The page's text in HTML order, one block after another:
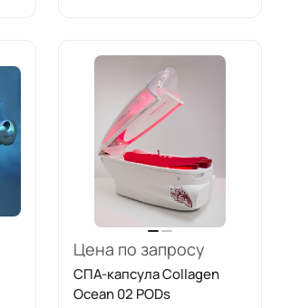
Цена по запросу
СПА-капсула Collagen
Ocean 02 PODs